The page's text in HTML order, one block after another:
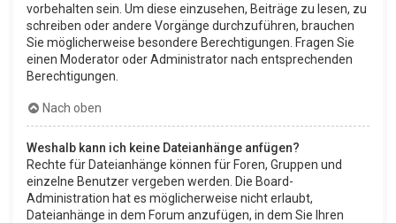
vorbehalten sein. Um diese einzusehen, Beiträge zu lesen, zu
schreiben oder andere Vorgänge durchzuführen, brauchen
Sie möglicherweise besondere Berechtigungen. Fragen Sie
einen Moderator oder Administrator nach entsprechenden
Berechtigungen.
Nach oben
Weshalb kann ich keine Dateianhänge anfügen?
Rechte für Dateianhänge können für Foren, Gruppen und
einzelne Benutzer vergeben werden. Die Board-
Administration hat es möglicherweise nicht erlaubt,
Dateianhänge in dem Forum anzufügen, in dem Sie Ihren